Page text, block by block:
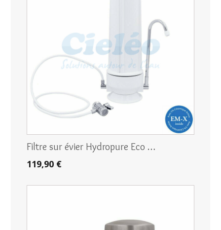
Filtre sur évier Hydropure Eco …
119,90 €